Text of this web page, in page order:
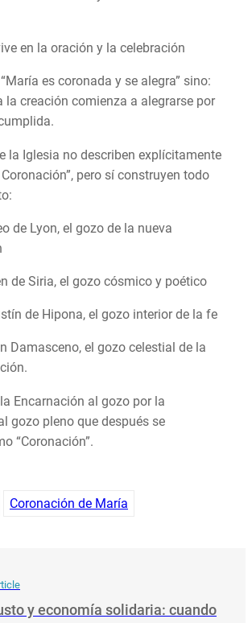
en la oración y la celebración
es coronada y se alegra” sino:
la creación comienza a alegrarse por
la Iglesia no describen explícitamente
pero sí construyen todo
de Lyon, el gozo de la nueva
de Siria, el gozo cósmico y poético
de Hipona, el gozo interior de la fe
Damasceno, el gozo celestial de la
Encarnación al gozo por la
gozo pleno que después se
“Coronación”.
Coronación de María
y economía solidaria: cuando